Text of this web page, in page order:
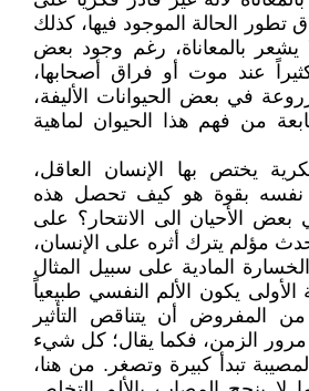
الحالة الموجود فيها، كذلك
يشعر بالمعاناة، رغم وجود بعض
كثيراً عند موت أو فراق أصحابها،
في بعض الحيوانات الأليفة،
من فهم هذا الحيوان لماهية
يختص بها الإنسان العاقل،
نفسه بقوة هو كيف تحصل هذه
بعض الأحيان الى الانتحار؟ على
بحدث مؤلم يترك أثره على الإنسان،
المادية على سبيل المثال
يكون الألم النفسي طبيعياً
المفروض أن يتناقص التأثير
مرور الزمن، فكما يقال؛ كل شيء
تبدأ كبيرة وتصغر. من هنا،